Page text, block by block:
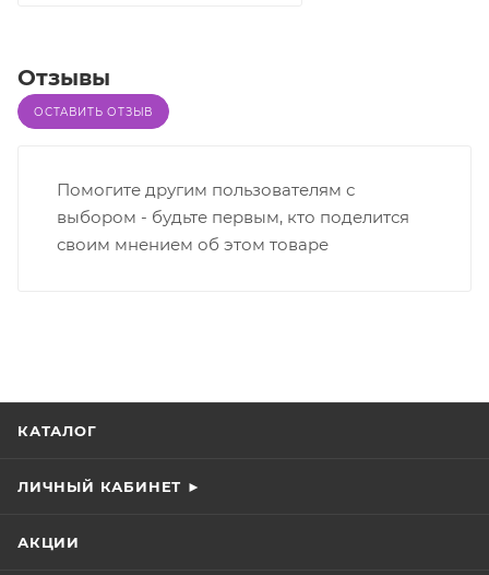
Отзывы
ОСТАВИТЬ ОТЗЫВ
Помогите другим пользователям с
выбором - будьте первым, кто поделится
своим мнением об этом товаре
КАТАЛОГ
ЛИЧНЫЙ КАБИНЕТ ►
АКЦИИ